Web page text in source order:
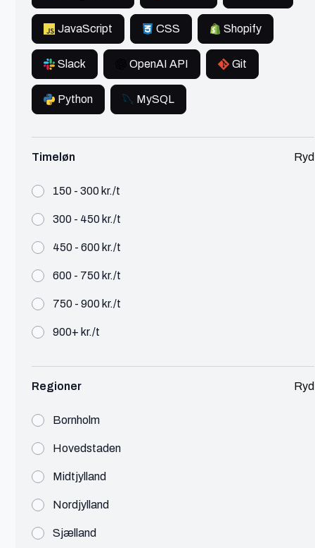
JavaScript
CSS
Shopify
Slack
OpenAI API
Git
Python
MySQL
Timeløn
Ryd
150 - 300 kr./t
300 - 450 kr./t
450 - 600 kr./t
600 - 750 kr./t
750 - 900 kr./t
900+ kr./t
Regioner
Ryd
Bornholm
Hovedstaden
Midtjylland
Nordjylland
Sjælland
Mark Safir
København
Director
Selvstændig konsulent indenfor fast ejendom med
komplekse opgaver effektivt og professionelt.
Aalborg
Bachelor of Computer science..
Aarhus